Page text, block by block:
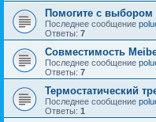
Помогите с выбором
Последнее сообщение
Ответы: 7
Совместимость
Последнее сообщение
Ответы: 7
Термостатический
Последнее сообщение
Ответы: 1